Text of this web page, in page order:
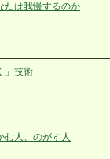
たは我慢するのか
」技術
む人、のがす人